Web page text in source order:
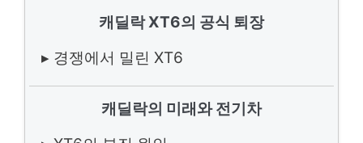
캐딜락 XT6의 공식 퇴장
▸ 경쟁에서 밀린 XT6
캐딜락의 미래와 전기차